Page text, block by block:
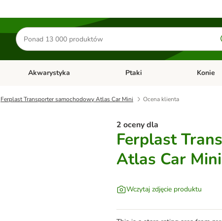
Szukaj
produktów
Otwórz menu kategorii: Małe zwierzęta
Akwarystyka Otwórz menu kategorii:
Ptaki Otwórz
Konie
Ferplast Transporter samochodowy Atlas Car Mini Ocena klienta
2 oceny dla
Ferplast
Atlas Car Mini
Wczytaj zdjęcie produktu